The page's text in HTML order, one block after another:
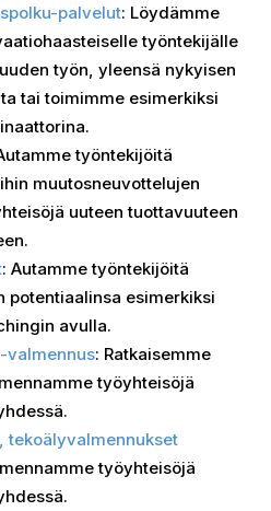
palvelut: Löydämme
työntekijälle
työn, yleensä nykyisen
tai toimimme esimerkiksi
työntekijöitä
muutosneuvottelujen
uuteen tuottavuuteen
: Autamme työntekijöitä
potentiaalinsa esimerkiksi
avulla.
valmennus: Ratkaisemme
työyhteisöjä
tekoälyvalmennukset
työyhteisöjä